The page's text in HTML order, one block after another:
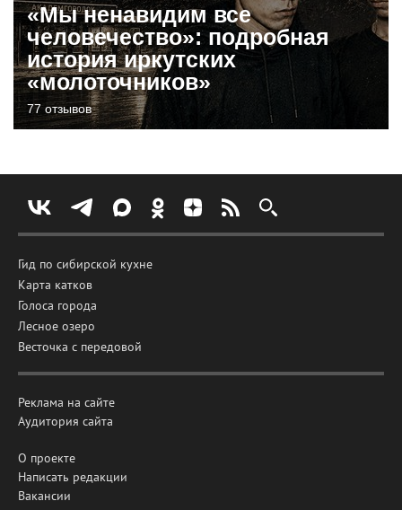
«Мы ненавидим все
человечество»: подробная
история иркутских
«молоточников»
77 отзывов
Гид по сибирской кухне
Карта катков
Голоса города
Лесное озеро
Весточка с передовой
Реклама на сайте
Аудитория сайта
О проекте
Написать редакции
Вакансии